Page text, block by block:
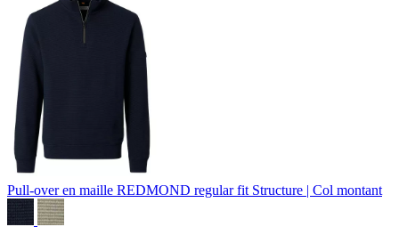
Pull-over en maille REDMOND regular fit Structure | Col montant